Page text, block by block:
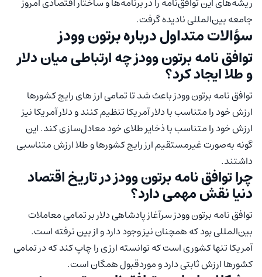
جامعه بین‌المللی نادیده گرفت.
سؤالات متداول درباره برتون وودز
توافق نامه برتون وودز چه ارتباطی میان دلار
و طلا ایجاد کرد؟
توافق نامه برتون وودز باعث شد تا تمامی ارز های رایج کشورها
ارزش خود را متناسب با دلار آمریکا تنظیم کنند و دلار آمریکا نیز
ارزش خود را متناسب با ذخایر طلای خود معادل‌سازی کند. این
گونه به‌صورت غیرمستقیم ارز رایج کشورها و طلا ارزش متناسبی
داشتند.
چرا توافق نامه برتون وودز در تاریخ اقتصاد
دنیا نقش مهمی دارد؟
توافق نامه برتون وودز سرآغاز پادشاهی دلار بر تمامی معاملات
بین‌المللی بود که همچنان نیز وجود دارد و از بین نرفته است.
آمریکا تنها کشوری است که توانسته ارزی را چاپ کند که در تمامی
کشورها ارزش ثابتی دارد و موردقبول همگان است.